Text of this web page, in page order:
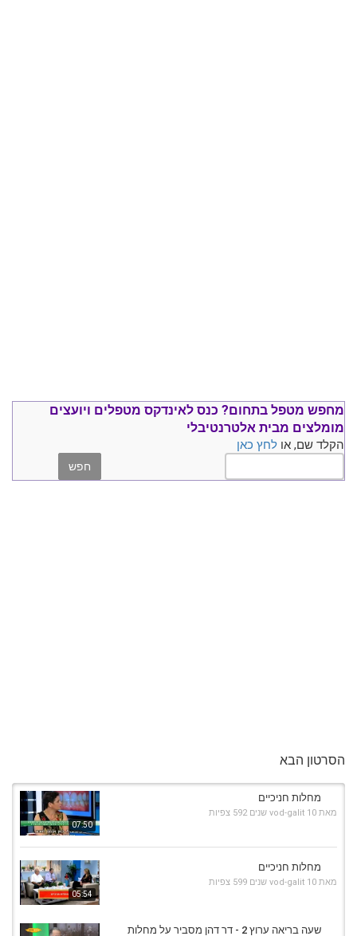
מחפש מטפל בתחום? כנס לאינדקס מטפלים ויועצים
מומלצים מבית אלטרנטיבלי
הקלד שם, או לחץ כאן
הסרטון הבא
07:50
מחלות חניכיים
מאת vod-galit 10 שנים 592 צפיות
05:54
מחלות חניכיים
מאת vod-galit 10 שנים 599 צפיות
שעה בריאה ערוץ 2 - דר דהן מסביר על מחלות